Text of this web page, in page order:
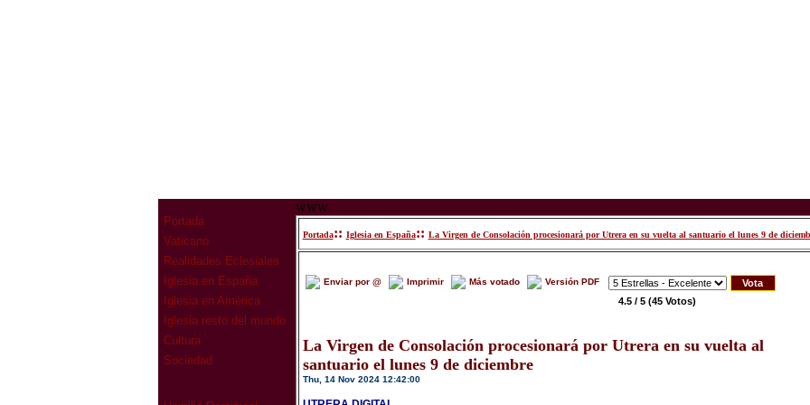
Portada
Vaticano
Realidades Eclesiales
Iglesia en España
Iglesia en América
Iglesia resto del mundo
Cultura
Sociedad
www
Portada:: Iglesia en España:: La Virgen de Consolación procesionará por Utrera en su vuelta al santuario el lunes 9 de
Enviar por @ Imprimir Más votado Versión PDF
4.5 / 5 (45 Votos)
La Virgen de Consolación procesionará por Utrera en su vuelta al
santuario el lunes 9 de diciembre
Thu, 14 Nov 2024 12:42:00